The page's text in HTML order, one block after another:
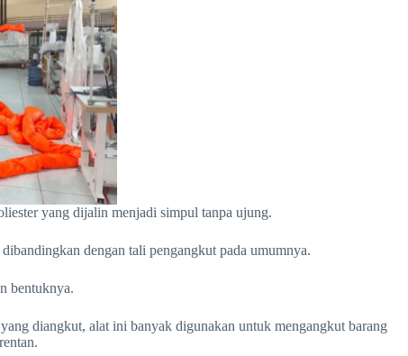
yang dijalin menjadi simpul tanpa ujung.
dengan tali pengangkut pada umumnya.
bentuknya.
diangkut, alat ini banyak digunakan untuk mengangkut barang